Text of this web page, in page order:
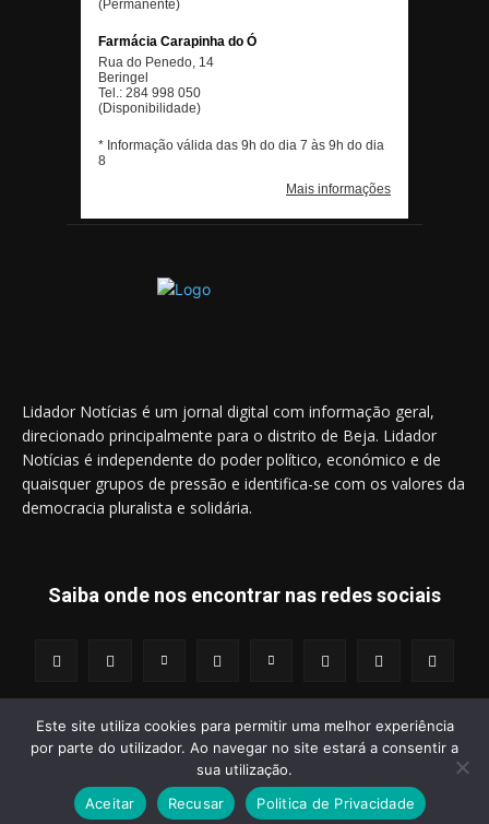
Lidador Notícias é um jornal digital com informação geral,
direcionado principalmente para o distrito de Beja. Lidador
Notícias é independente do poder político, económico e de
quaisquer grupos de pressão e identifica-se com os valores da
democracia pluralista e solidária.
Saiba onde nos encontrar nas redes sociais
© 2014 - 2025 Lidador Notícias. | Todos os Direitos Reservados.
Termos e Condições Política de Privacidade Publicidade
Este site utiliza cookies para permitir uma melhor experiência
por parte do utilizador. Ao navegar no site estará a consentir a
sua utilização.
Aceitar
Recusar Politica de Privacidade